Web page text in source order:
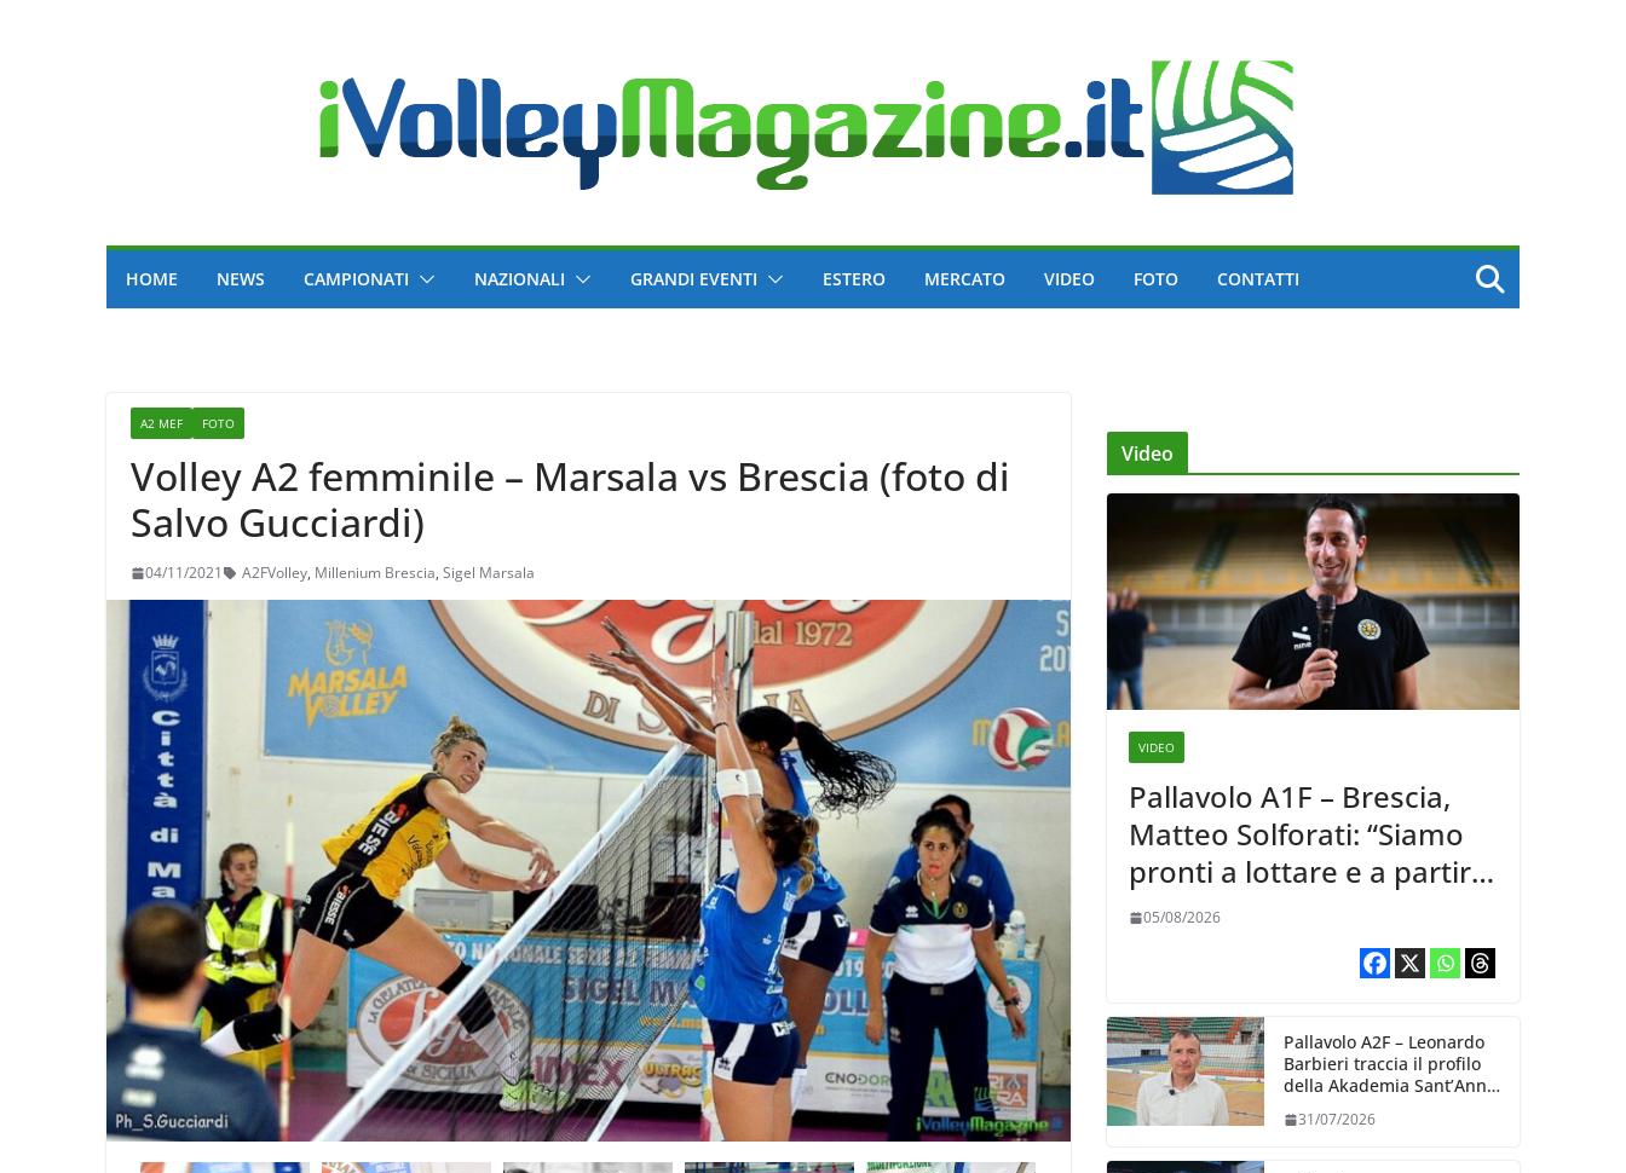
HOME NEWS CAMPIONATI NAZIONALI GRANDI EVENTI ESTERO MERCATO VIDEO FOTO CONTATTI
A2 MEF FOTO
Volley A2 femminile – Marsala vs Brescia (foto di
Salvo Gucciardi)
04/11/2021 A2FVolley, Millenium Brescia, Sigel Marsala
Video
VIDEO
Pallavolo A1F – Brescia,
Matteo Solforati: “Siamo
pronti a lottare e a partire
carichi sin dal primo
05/08/2026
Pallavolo A2F – Leonardo
Barbieri traccia il profilo
della Akademia Sant’Anna
31/07/2026